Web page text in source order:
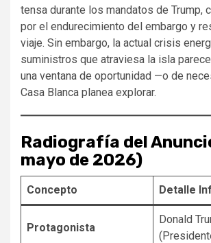
tensa durante los mandatos de Trump,
por el endurecimiento del embargo y
viaje. Sin embargo, la actual crisis
suministros que atraviesa la isla
una ventana de oportunidad —o de
Casa Blanca planea explorar.
Radiografía del
mayo de 2026)
Concepto Detalle
Protagonista
Donald